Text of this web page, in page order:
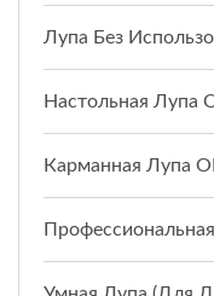
Лупа Без
Настольная Лупа
Карманная Лупа